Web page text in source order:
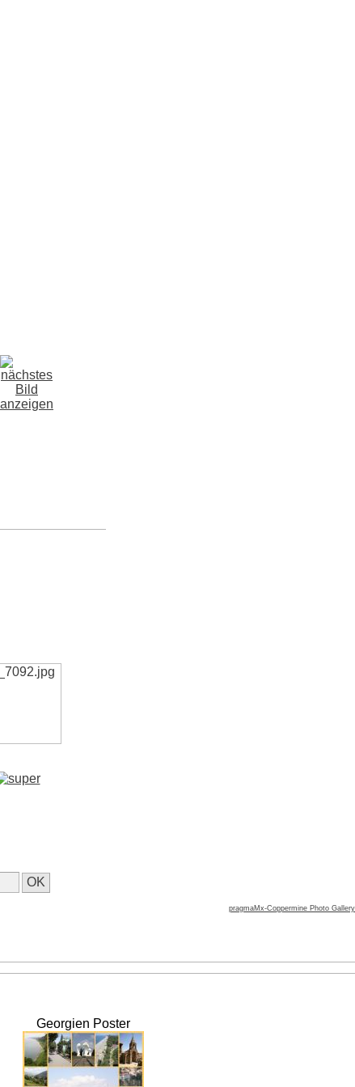
pragmaMx-Coppermine Photo Gallery
Georgien Poster